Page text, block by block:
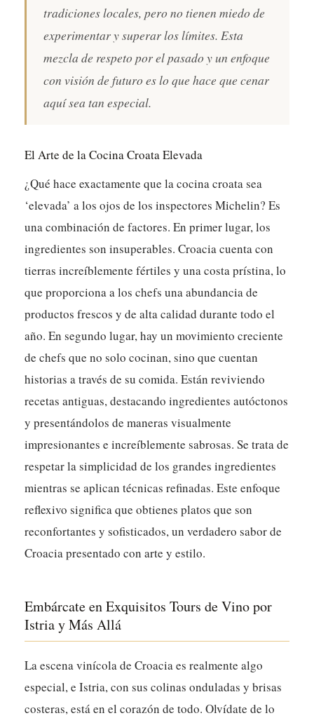
tradiciones locales, pero no tienen miedo de
experimentar y superar los límites. Esta
mezcla de respeto por el pasado y un enfoque
con visión de futuro es lo que hace que cenar
aquí sea tan especial.
El Arte de la Cocina Croata Elevada
¿Qué hace exactamente que la cocina croata sea
‘elevada’ a los ojos de los inspectores Michelin? Es
una combinación de factores. En primer lugar, los
ingredientes son insuperables. Croacia cuenta con
tierras increíblemente fértiles y una costa prístina, lo
que proporciona a los chefs una abundancia de
productos frescos y de alta calidad durante todo el
año. En segundo lugar, hay un movimiento creciente
de chefs que no solo cocinan, sino que cuentan
historias a través de su comida. Están reviviendo
recetas antiguas, destacando ingredientes autóctonos
y presentándolos de maneras visualmente
impresionantes e increíblemente sabrosas. Se trata de
respetar la simplicidad de los grandes ingredientes
mientras se aplican técnicas refinadas. Este enfoque
reflexivo significa que obtienes platos que son
reconfortantes y sofisticados, un verdadero sabor de
Croacia presentado con arte y estilo.
Embárcate en Exquisitos Tours de Vino por
Istria y Más Allá
La escena vinícola de Croacia es realmente algo
especial, e Istria, con sus colinas onduladas y brisas
costeras, está en el corazón de todo. Olvídate de lo